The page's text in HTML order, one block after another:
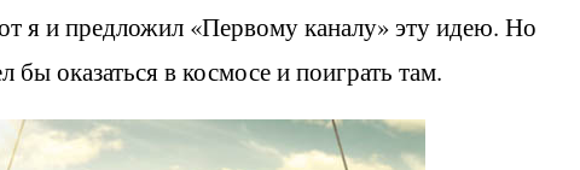
я и предложил «Первому каналу» эту идею. Но
оказаться в космосе и поиграть там.